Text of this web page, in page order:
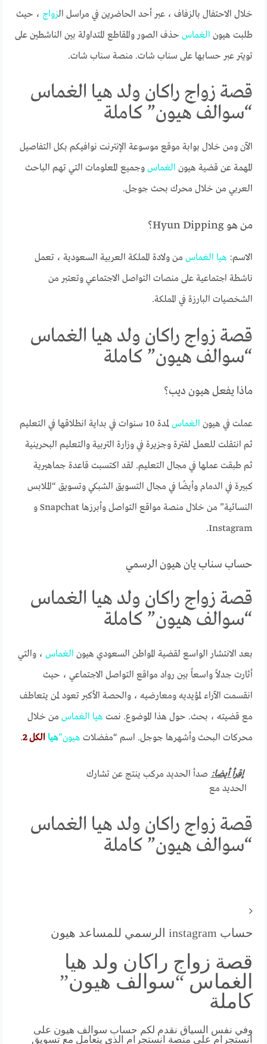
خلال الاحتفال بالزفاف ، عبر أحد الحاضرين في مراسل الزواج ، حيث
طلبت هيون الغماس حذف الصور والمقاطع المتداولة بين الناشطين على
تويتر عبر حسابها على سناب شات. منصة سناب شات.
قصة زواج راكان ولد هيا الغماس
“سوالف هيون” كاملة
الآن ومن خلال بوابة موقع موسوعة الإنترنت نوافيكم بكل التفاصيل
المهمة عن قضية هيون الغماس وجميع المعلومات التي تهم الباحث
العربي من خلال محرك بحث جوجل.
من هو Hyun Dipping؟
الاسم: هيا الغماس من ولادة المملكة العربية السعودية ، تعمل
ناشطة اجتماعية على منصات التواصل الاجتماعي وتعتبر من
الشخصيات البارزة في المملكة.
قصة زواج راكان ولد هيا الغماس
“سوالف هيون” كاملة
ماذا يفعل هيون ديب؟
عملت في هيون الغماس
لمدة 10 سنوات في بداية انطلاقها في التعليم
ثم انتقلت للعمل لفترة وجزيرة في وزارة التربية والتعليم البحرينية
ثم طبقت عملها في مجال التعليم. لقد اكتسبت قاعدة جماهيرية
كبيرة في الدمام وأيضًا في مجال التسويق الشبكي وتسويق “الملابس
النسائية” من خلال منصة مواقع التواصل وأبرزها Snapchat و
Instagram.
حساب سناب يان هيون الرسمي
قصة زواج راكان ولد هيا الغماس
“سوالف هيون” كاملة
بعد الانتشار الواسع لقضية المواطن السعودي هيون الغماس ، والتي
أثارت جدلاً واسعاً بين رواد مواقع التواصل الاجتماعي ، حيث
انقسمت الآراء لمؤيديه ومعارضيه ، والحصة الأكبر تعود لمن يتعاطف
مع قضيته ، بحث. حول هذا الموضوع. نمت هيا الغماس من خلال
محركات البحث وأشهرها جوجل. اسم “مفضلات هيون”هيا الكل 2 .
إقرأ أيضا: صدأ الحديد مركب ينتج عن تشارك
الحديد مع
قصة زواج راكان ولد هيا الغماس
“سوالف هيون” كاملة
حساب instagram الرسمي للمساعد هيون
قصة زواج راكان ولد هيا
الغماس “سوالف هيون”
كاملة
وفي نفس السياق نقدم لكم حساب سوالف هيون على
انستجرام على منصة انستجرام الذي يتعامل مع تسويق